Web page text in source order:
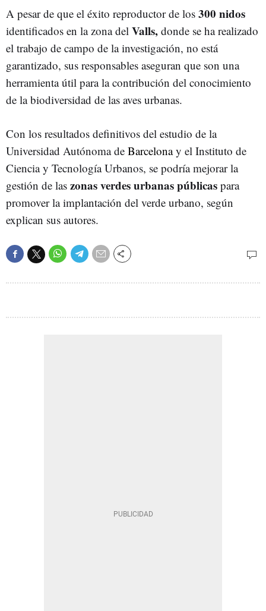
A pesar de que el éxito reproductor de los 300 nidos
identificados en la zona del Valls, donde se ha realizado
el trabajo de campo de la investigación, no está
garantizado, sus responsables aseguran que son una
herramienta útil para la contribución del conocimiento
de la biodiversidad de las aves urbanas.
Con los resultados definitivos del estudio de la
Universidad Autónoma de Barcelonay el Instituto de
Ciencia y Tecnología Urbanos, se podría mejorar la
gestión de las zonas verdes urbanas públicas para
promover la implantación del verde urbano, según
explican sus autores.